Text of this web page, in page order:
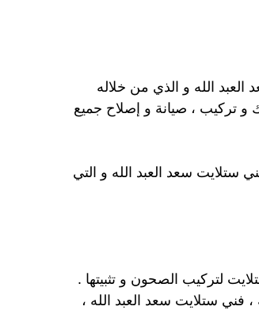
الله و الذي من خلاله
تركيب ، صيانة و إصلاح جميع
سعد العبد الله و التي
لتركيب الصحون و تثبيتها .
فني ستلايت سعد العبد الله ،